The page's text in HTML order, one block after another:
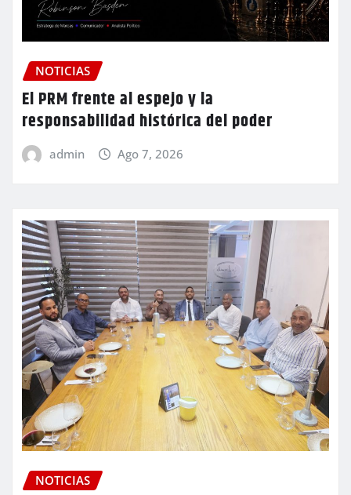
NOTICIAS
El PRM frente al espejo y la
responsabilidad histórica del poder
admin Ago 7, 2026
NOTICIAS